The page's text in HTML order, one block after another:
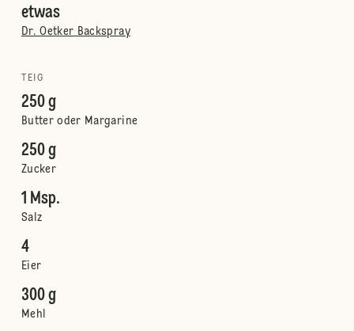
etwas
Dr. Oetker Backspray
TEIG
250 g
Butter oder Margarine
250 g
Zucker
1 Msp.
Salz
4
Eier
300 g
Mehl